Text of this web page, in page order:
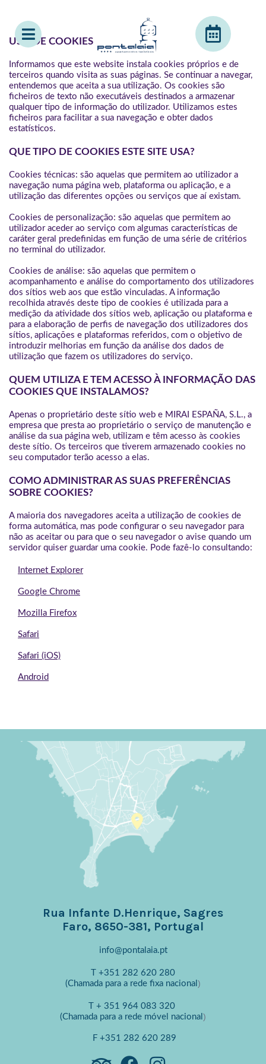
USO DE COOKIES
Informamos que este website instala cookies próprios e de
terceiros quando visita as suas páginas. Se continuar a navegar,
entendemos que aceita a sua utilização. Os cookies são
ficheiros de texto não executáveis destinados a armazenar
qualquer tipo de informação do utilizador. Utilizamos estes
ficheiros para facilitar a sua navegação e obter dados
estatísticos.
QUE TIPO DE COOKIES ESTE SITE USA?
Cookies técnicas: são aquelas que permitem ao utilizador a
navegação numa página web, plataforma ou aplicação, e a
utilização das diferentes opções ou serviços que aí existam.
Cookies de personalização: são aquelas que permitem ao
utilizador aceder ao serviço com algumas características de
caráter geral predefinidas em função de uma série de critérios
no terminal do utilizador.
Cookies de análise: são aquelas que permitem o
acompanhamento e análise do comportamento dos utilizadores
dos sítios web aos que estão vinculadas. A informação
recolhida através deste tipo de cookies é utilizada para a
medição da atividade dos sítios web, aplicação ou plataforma e
para a elaboração de perfis de navegação dos utilizadores dos
sítios, aplicações e plataformas referidos, com o objetivo de
introduzir melhorias em função da análise dos dados de
utilização que fazem os utilizadores do serviço.
QUEM UTILIZA E TEM ACESSO À INFORMAÇÃO DAS
COOKIES QUE INSTALAMOS?
Apenas o proprietário deste sítio web e MIRAI ESPAÑA, S.L., a
empresa que presta ao proprietário o serviço de manutenção e
análise da sua página web, utilizam e têm acesso às cookies
deste sítio. Os terceiros que tiverem armazenado cookies no
seu computador terão acesso a elas.
COMO ADMINISTRAR AS SUAS PREFERÊNCIAS
SOBRE COOKIES?
A maioria dos navegadores aceita a utilização de cookies de
forma automática, mas pode configurar o seu navegador para
não as aceitar ou para que o seu navegador o avise quando um
servidor quiser guardar uma cookie. Pode fazê-lo consultando:
Internet Explorer
Google Chrome
Mozilla Firefox
Safari
Safari (iOS)
Android
Rua Infante D.Henrique, Sagres
Faro, 8650-381, Portugal
info@pontalaia.pt
+351 282 620 280
(Chamada para a rede fixa nacional )
+ 351 964 083 320
(Chamada para a rede móvel nacional )
F +351 282 620 289